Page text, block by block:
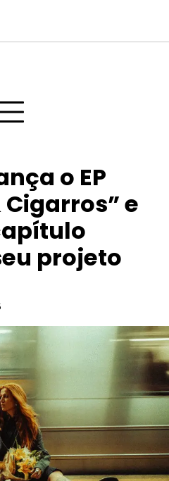
de apresentação no Rock
o EP
e
projeto